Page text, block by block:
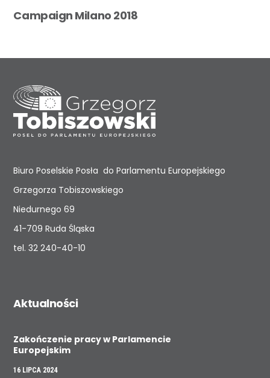
Campaign Milano 2018
Biuro Poselskie Posła do Parlamentu Europejskiego
Grzegorza Tobiszowskiego
Niedurnego 69
41-709 Ruda Śląska
tel.32 240-40-10
Aktualności
Zakończenie pracy w Parlamencie
Europejskim
16 LIPCA 2024